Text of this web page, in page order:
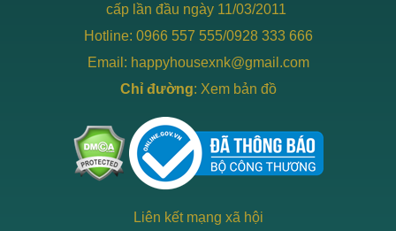
cấp lần đầu ngày 11/03/2011
Hotline: 0966 557 555/0928 333 666
Email: happyhousexnk@gmail.com
Chỉ đường: Xem bản đồ
Liên kết mạng xã hội